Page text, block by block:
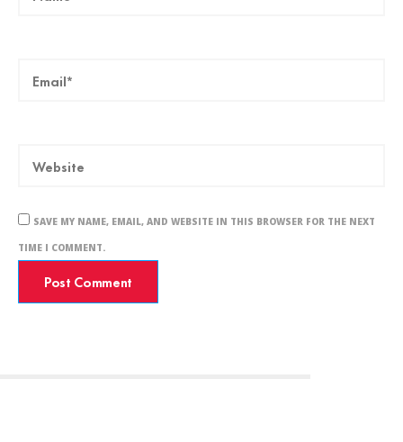
SAVE MY NAME, EMAIL, AND WEBSITE IN THIS BROWSER FOR THE NEXT
TIME I COMMENT.